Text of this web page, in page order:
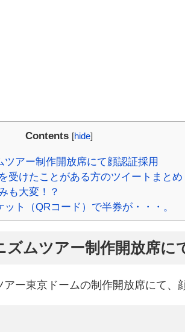
Contents [hide]
ツアー制作開放席にて顔認証採用
受けたことがある方のツイートまとめ
も大変！？
ット（QRコード）で半券が・・・。
ズムツアー制作開放席に
アー東京ドームの制作開放席にて、